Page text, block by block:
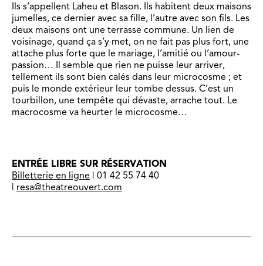
Ils s’appellent Laheu et Blason. Ils habitent deux maisons
jumelles, ce dernier avec sa fille, l’autre avec son fils. Les
deux maisons ont une terrasse commune. Un lien de
voisinage, quand ça s’y met, on ne fait pas plus fort, une
attache plus forte que le mariage, l’amitié ou l’amour-
passion… Il semble que rien ne puisse leur arriver,
tellement ils sont bien calés dans leur microcosme ; et
puis le monde extérieur leur tombe dessus. C’est un
tourbillon, une tempête qui dévaste, arrache tout. Le
macrocosme va heurter le microcosme…
ENTRÉE LIBRE SUR RÉSERVATION
Billetterie en ligne | 01 42 55 74 40
| resa@theatreouvert.com